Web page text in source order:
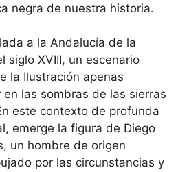
negra de nuestra historia.
a la Andalucía de la
siglo XVIII, un escenario
la Ilustración apenas
las sombras de las sierras
este contexto de profunda
emerge la figura de Diego
un hombre de origen
por las circunstancias y